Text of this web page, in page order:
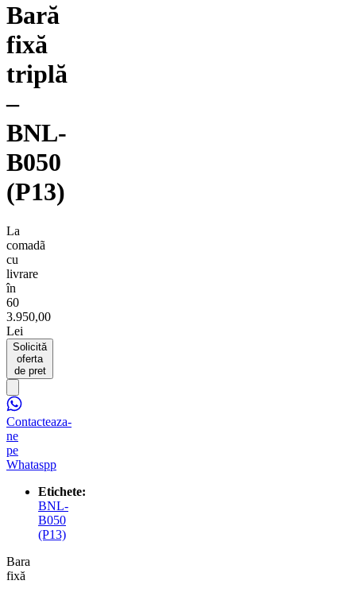
Bară
fixă
triplă
–
BNL-
B050
(P13)
La
comadã
cu
livrare
în
60
3.950,00
Lei
Solicită
oferta
de pret
Contacteaza-
ne
pe
Whataspp
Etichete:
BNL-
B050
(P13)
Bara
fixă